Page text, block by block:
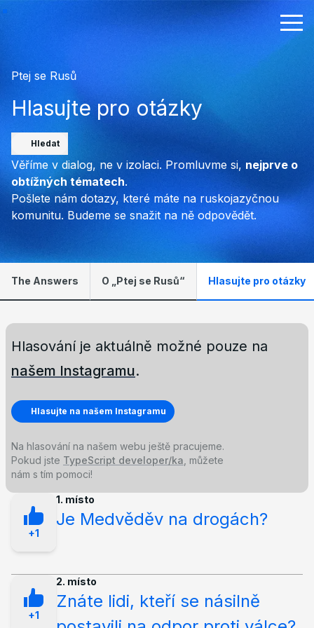
Ptej se Rusů
Hlasujte pro otázky
Hledat
Věříme v dialog, ne v izolaci. Promluvme si, nejprve o
obtížných tématech.
Pošlete nám dotazy, které máte na ruskojazyčnou
komunitu. Budeme se snažit na ně odpovědět.
The Answers O „Ptej se Rusů“ Hlasujte pro otázky
+1
1. místo
Je Medvěděv na drogách?
+1
2. místo
Znáte lidi, kteří se násilně
Hlasování je aktuálně možné pouze na
našem Instagramu.
Hlasujte na našem Instagramu
Na hlasování na našem webu ještě pracujeme.
Pokud jste TypeScript developer/ka , můžete
nám s tím pomoci!